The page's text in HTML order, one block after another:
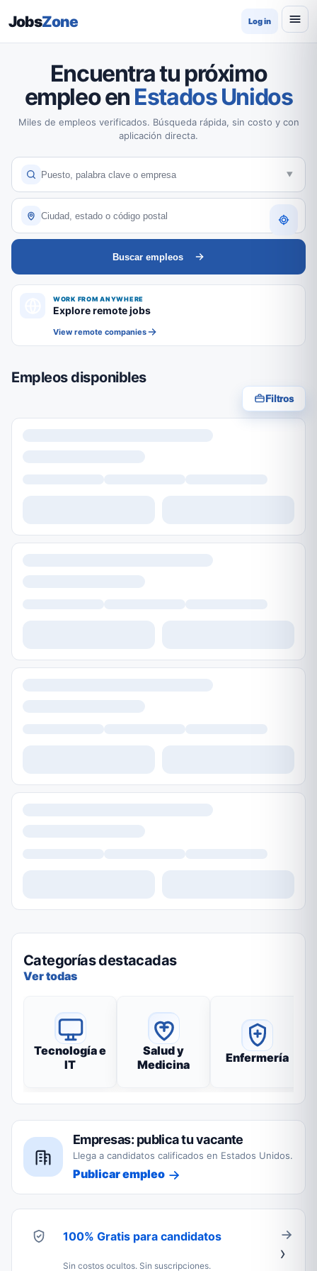
JobsZone Log in
Encuentra tu próximo
empleo en Estados Unidos
Miles de empleos verificados. Búsqueda rápida, sin costo y con
aplicación directa.
Buscar empleos
WORK FROM ANYWHERE
Explore remote jobs
View remote companies
Empleos disponibles
Filtros
Categorías destacadas
Ver todas
Tecnología e
IT
Salud y
Medicina
Enfermería
Empresas: publica tu vacante
Llega a candidatos calificados en Estados Unidos.
Publicar empleo
100% Gratis para candidatos
Sin costos ocultos. Sin suscripciones.